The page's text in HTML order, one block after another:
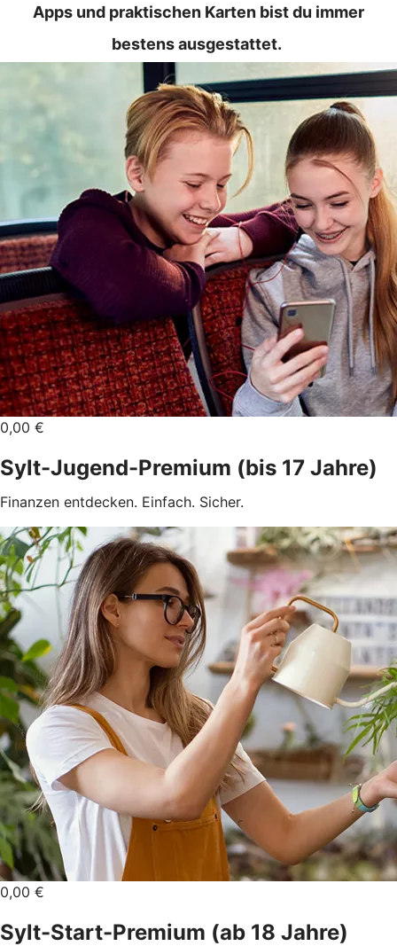
Apps und praktischen Karten bist du immer
bestens ausgestattet.
0,00 €
Sylt-Jugend-Premium (bis 17 Jahre)
Finanzen entdecken. Einfach. Sicher.
0,00 €
Sylt-Start-Premium (ab 18 Jahre)